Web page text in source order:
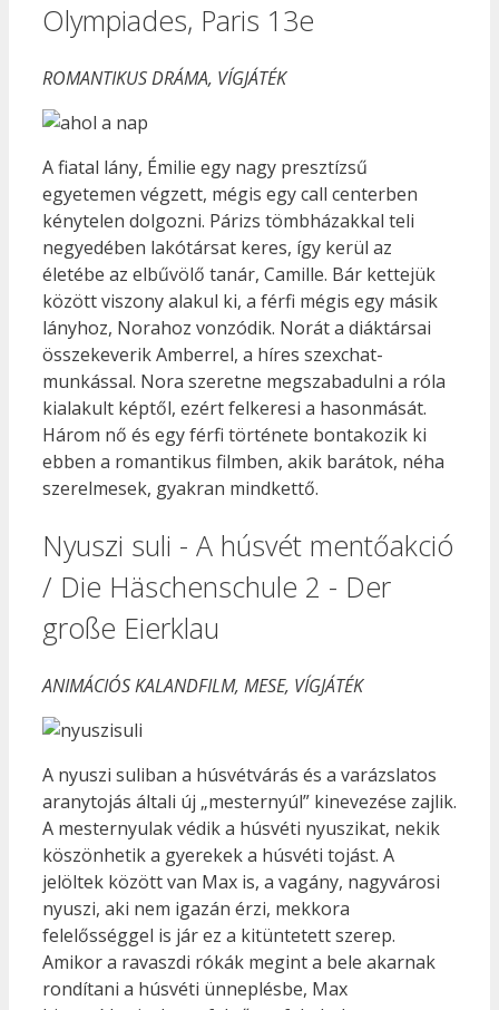
Olympiades, Paris 13e
ROMANTIKUS DRÁMA, VÍGJÁTÉK
A fiatal lány, Émilie egy nagy presztízsű
egyetemen végzett, mégis egy call centerben
kénytelen dolgozni. Párizs tömbházakkal teli
negyedében lakótársat keres, így kerül az
életébe az elbűvölő tanár, Camille. Bár kettejük
között viszony alakul ki, a férfi mégis egy másik
lányhoz, Norahoz vonzódik. Norát a diáktársai
összekeverik Amberrel, a híres szexchat-
munkással. Nora szeretne megszabadulni a róla
kialakult képtől, ezért felkeresi a hasonmását.
Három nő és egy férfi története bontakozik ki
ebben a romantikus filmben, akik barátok, néha
szerelmesek, gyakran mindkettő.
Nyuszi suli - A húsvét mentőakció
/ Die Häschenschule 2 - Der
große Eierklau
ANIMÁCIÓS KALANDFILM, MESE, VÍGJÁTÉK
A nyuszi suliban a húsvétvárás és a varázslatos
aranytojás általi új „mesternyúl” kinevezése zajlik.
A mesternyulak védik a húsvéti nyuszikat, nekik
köszönhetik a gyerekek a húsvéti tojást. A
jelöltek között van Max is, a vagány, nagyvárosi
nyuszi, aki nem igazán érzi, mekkora
felelősséggel is jár ez a kitüntetett szerep.
Amikor a ravaszdi rókák megint a bele akarnak
rondítani a húsvéti ünneplésbe, Max